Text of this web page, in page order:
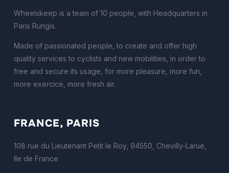
Wheelskeep is a team of 10 people, with Headquarters in
Paris Rungis.
Made of passionated people, to create and offer high
quality services to cyclists and new mobilities, in order to
free and secure its usage, for more pleasure, more fun,
more exercice, more fresh air.
FRANCE, PARIS
108 rue du Lieutenant Petit le Roy, 94550, Chevilly-Larue,
Ile de France